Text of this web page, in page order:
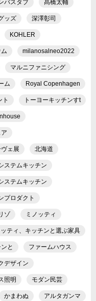
バスタブ 髙橋太輔
ッズ 深澤彰司
KOHLER
milanosalneo2022
マルニファニシング
ム Royal Copenhagen
ト トーヨーキッチンすt
ェ展 北海道
ステムキッチン
ステムキッチン
プロダクト
ゾ ミノッティ
ッティ、キッチンと選ぶ家具
と ファームハウス
デザイン
照明 モダン民芸
かまわぬ アルタガンマ